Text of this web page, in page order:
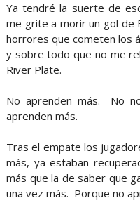
Ya tendré la suerte de
me grite a morir un gol de
horrores que cometen los
y sobre todo que no me
River Plate.
No aprenden más. No
aprenden más.
Tras el empate los
más, ya estaban
más que la de saber que
una vez más. Porque no